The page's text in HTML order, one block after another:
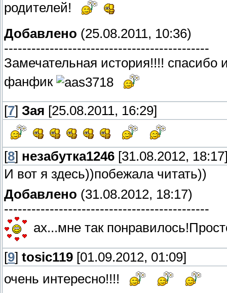
родителей!
Добавлено (25.08.2011, 10:36)
---------------------------------------------
Замечательная история!!!! спасибо
фанфик
[7] Зая [25.08.2011, 16:29]
[8] незабутка1246 [31.08.2012,
И вот я здесь))побежала читать))
Добавлено (31.08.2012, 18:17)
---------------------------------------------
ах...мне так
[9] tosic119 [01.09.2012, 01:09]
очень интересно!!!!